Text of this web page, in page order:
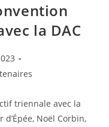
la DAC
triennale avec la
d’Épée, Noël Corbin,